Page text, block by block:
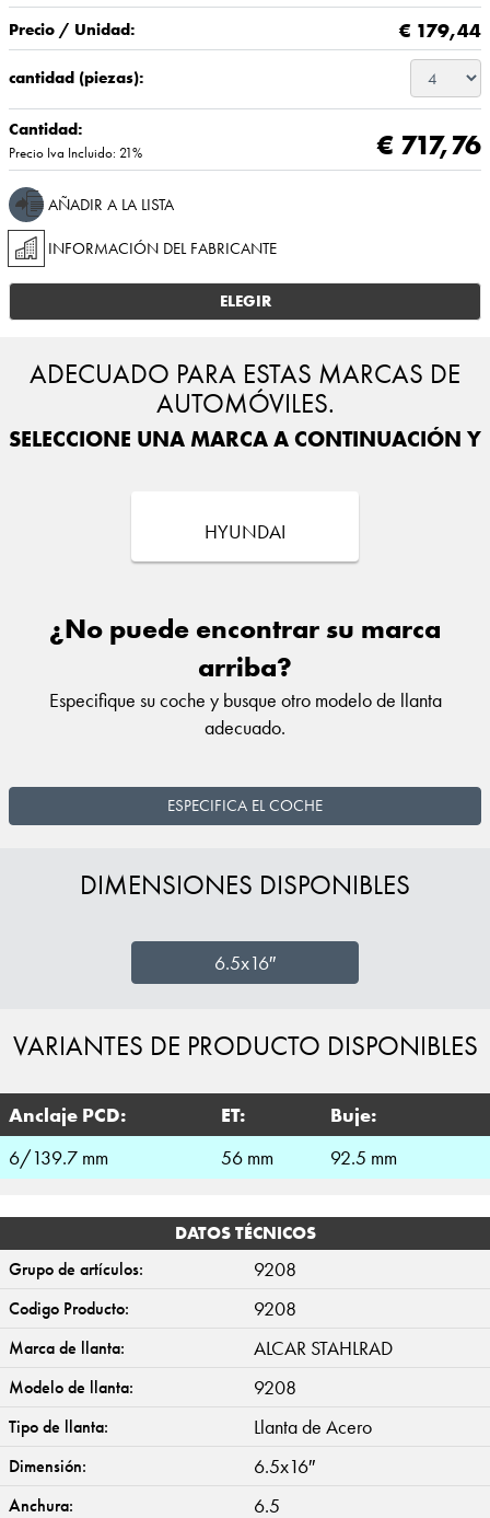
Precio / Unidad: € 179,44
cantidad (piezas):
Cantidad:
Precio Iva Incluido: 21% € 717,76
AÑADIR A LA LISTA
INFORMACIÓN DEL FABRICANTE
ELEGIR
ADECUADO PARA ESTAS MARCAS DE
AUTOMÓVILES.
SELECCIONE UNA MARCA A CONTINUACIÓN Y
HYUNDAI
¿No puede encontrar su marca
arriba?
Especifique su coche y busque otro modelo de llanta
adecuado.
ESPECIFICA EL COCHE
DIMENSIONES DISPONIBLES
6.5x16″
VARIANTES DE PRODUCTO DISPONIBLES
Anclaje PCD: ET:
Buje:
6/139.7 mm
56 mm 92.5 mm
DATOS TÉCNICOS
Grupo de artículos:
9208
Codigo Producto: 9208
Marca de llanta: ALCAR STAHLRAD
Modelo de llanta: 9208
Tipo de llanta: Llanta de Acero
Dimensión: 6.5x16″
Anchura: 6.5